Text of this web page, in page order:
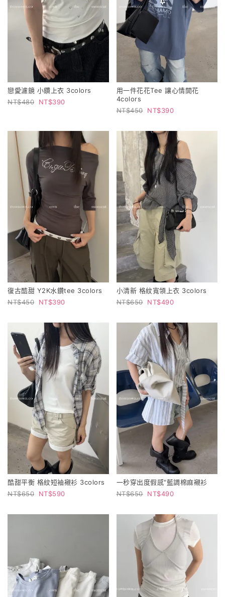
戀愛濾鏡 小鑽上衣 3colors
480
390
用一件花花Tee 讓心情開花
4colors
450
390
復古酷甜 Y2K水鑽tee 3colors
450
390
小清新 格紋寬領上衣 3colors
650
490
酷甜平衡 格紋短袖襯衫 3colors
650
590
一秒穿出度假感"藍調棉麻襯衫
650
490